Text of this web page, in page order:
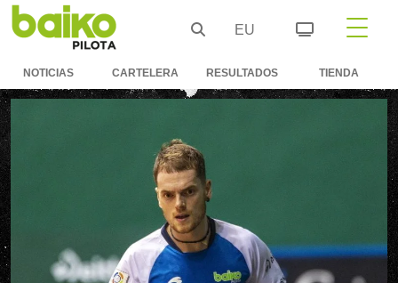
EU
NOTICIAS CARTELERA RESULTADOS TIENDA